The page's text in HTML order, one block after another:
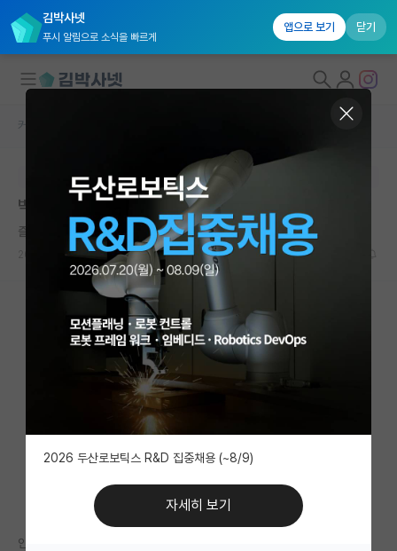
김박사넷
푸시 알림으로 소식을 빠르게
앱으로 보기 닫기
국내대학원 정보
연구실&오픈랩
커뮤니티
커뮤니티 홈
전체글보기
베스트 게시판
IF 명예의전당
자유 게시판(아무개랩)
미국 유학 게시판
미국 대학원 합격 후기 게시판
커뮤니티 홈
본문이 수정되지 않는 박제글입니다.
박사과정 지도교수의 중요성은 어느 정도인가요?
즐거운 헤르만 헤세
2023.09.01 16 7991
안녕하세요 대학원 진학 희망하고 있는 학부생입니다
2026 두산로보틱스 R&D 집중채용 (~8/9)
자세히 보기